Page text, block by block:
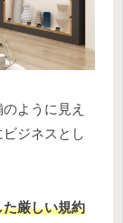
ように見え
ジネスとし
厳しい規約